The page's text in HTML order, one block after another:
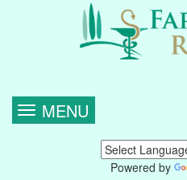
MENU
Powered by